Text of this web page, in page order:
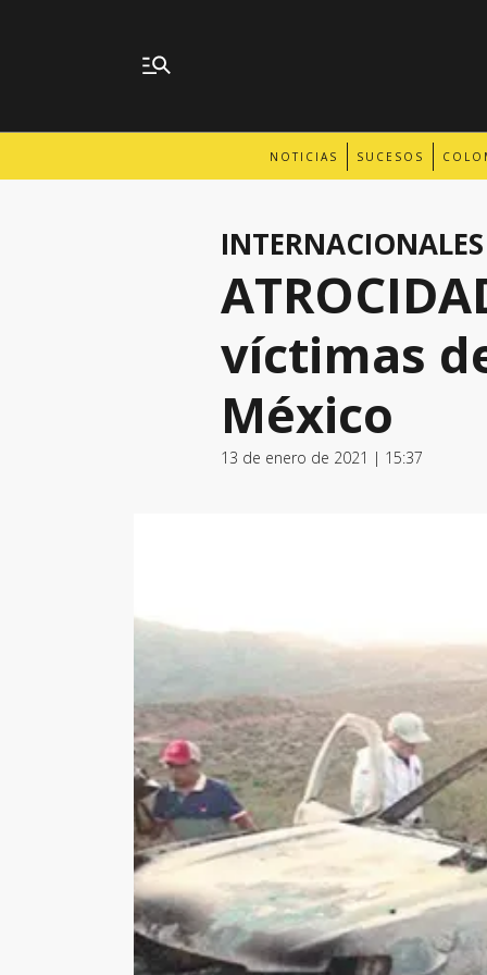
NOTICIAS SUCESOS
INTERNACIONALES
víctimas
México
13 de enero de 2021 | 15:37